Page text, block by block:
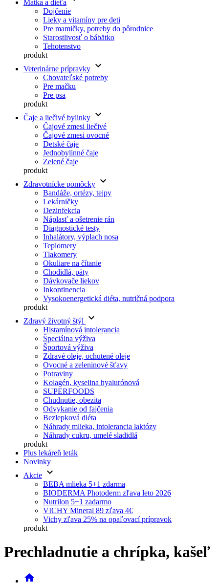
Matka a dieťa
Dojčenie
Lieky a vitamíny pre deti
Pre mamičky, potreby do pôrodnice
Starostlivosť o bábätko
Tehotenstvo
produkt
Veterinárne prípravky keyboard_arrow_down
Chovateľské potreby
Pre mačku
Pre psa
produkt
Čaje a liečivé bylinky keyboard_arrow_down
Čajové zmesi liečivé
Čajové zmesi ovocné
Detské čaje
Jednobylinné čaje
Zelené čaje
produkt
Zdravotnícke pomôcky keyboard_arrow_down
Bandáže, ortézy, tejpy
Lekárničky
Dezinfekcia
Náplasť a ošetrenie rán
Diagnostické testy
Inhalátory, výplach nosa
Teplomery
Tlakomery
Okuliare na čítanie
Chodidlá, päty
Dávkovače liekov
Inkontinencia
Vysokoenergetická diéta, nutričná podpora
produkt
Zdravý životný štýl
keyboard_arrow_down
Histamínová intolerancia
Špeciálna výživa
Športová výživa
Zdravé oleje, ochutené oleje
Ovocné a zeleninové šťavy
Potraviny
Kolagén, kyselina hyalurónová
SUPERFOODS
Chudnutie, obezita
Odvykanie od fajčenia
Bezlepková diéta
Náhrady mlieka, intolerancia laktózy
Náhrady cukru, umelé sladidlá
produkt
Plus lekáreň leták
Novinky
Akcie keyboard_arrow_down
BEBA mlieka 5+1 zdarma
BIODERMA Photoderm zľava leto 2026
Nutrilon 5+1 zadarmo
VICHY Mineral 89 zľava 4€
Vichy zľava 25% na opaľovací prípravok
produkt
Prechladnutie a chrípka, kašeľ
home